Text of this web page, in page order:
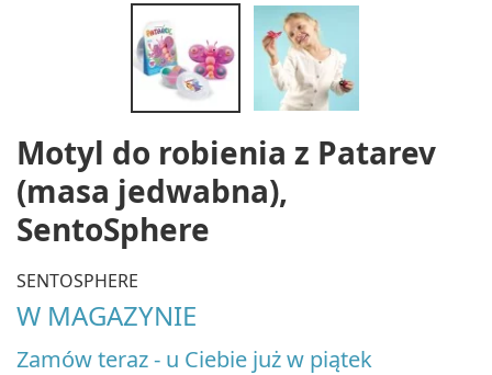
Motyl do robienia z Patarev
(masa jedwabna),
SentoSphere
SENTOSPHERE
W MAGAZYNIE
Zamów teraz - u Ciebie już w piątek